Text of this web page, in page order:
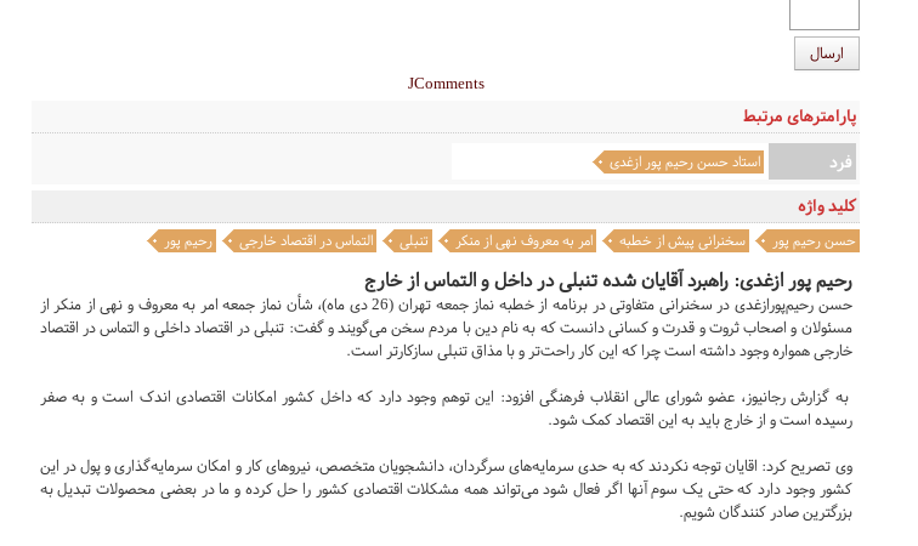
رحیم پور ازغدی: راهبرد آقایان شده تنبلی در داخل و التماس از خارج
حسن رحیم‌پورازغدی در سخنرانی متفاوتی در برنامه از خطبه نماز جمعه تهران (26 دی ماه)، شأن نماز جمعه امر به معروف و نهی از منکر از
مسئولان و اصحاب ثروت و قدرت و کسانی دانست که به نام دین با مردم سخن می‌گویند و گفت: تنبلی در اقتصاد داخلی و التماس در اقتصاد
خارجی همواره وجود داشته است چرا که این کار راحت‌تر و با مذاق تنبلی سازکارتر است.
به گزارش رجانیوز، عضو شورای عالی انقلاب فرهنگی افزود: این توهم وجود دارد که داخل کشور امکانات اقتصادی اندک است و به صفر
رسیده است و از خارج باید به این اقتصاد کمک شود.
وی تصریح کرد: اقایان توجه نکردند که به حدی سرمایه‌های سرگردان، دانشجویان متخصص، نیروهای کار و امکان سرمایه‌گذاری و پول در این
کشور وجود دارد که حتی یک سوم آنها اگر فعال شود می‌تواند همه مشکلات اقتصادی کشور را حل کرده و ما در بعضی محصولات تبدیل به
بزرگترین صادر کنندگان شویم.
کلید واژه
حسن رحیم پور سخنرانی پیش از خطبه امر به معروف نهی از منکر تنبلی التماس در اقتصاد خارجی رحیم پور
پارامترهای مرتبط
فرد استاد حسن رحیم پور ازغدی
ارسال
JComments